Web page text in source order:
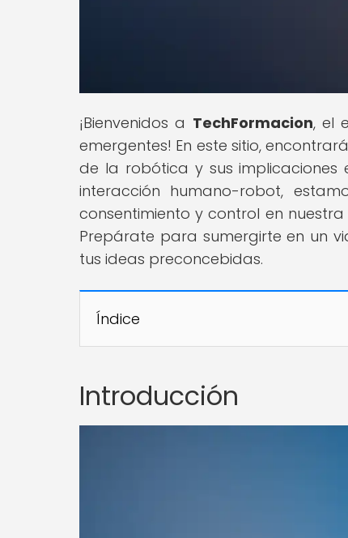
¡Bienvenidos a TechFormacion, el
emergentes! En este sitio,
de la robótica y sus implicaciones
interacción humano-robot,
consentimiento y control en
Prepárate para sumergirte en un
tus ideas preconcebidas.
Índice
Introducción